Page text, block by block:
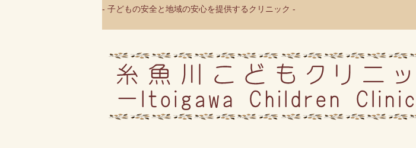
- 子どもの安全と地域の安心を提供するクリニック -